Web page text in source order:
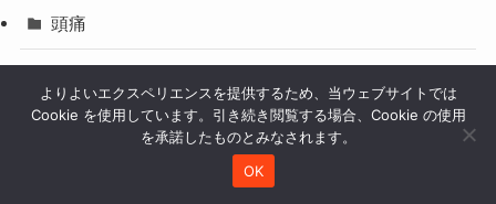
頭痛
食べ方
よりよいエクスペリエンスを提供するため、当ウェブサイトでは
Cookie を使用しています。引き続き閲覧する場合、Cookie の使用
を承諾したものとみなされます。
OK